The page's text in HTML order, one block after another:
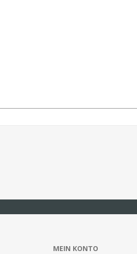
MEIN KONTO